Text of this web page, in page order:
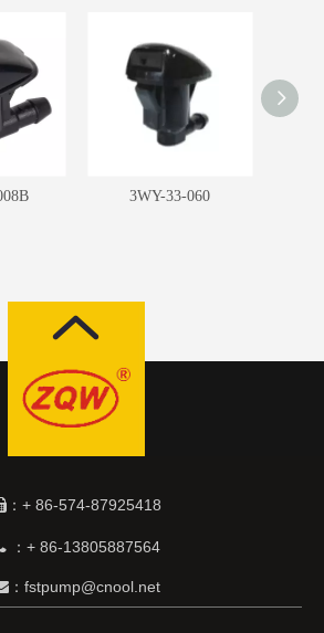
3WY-33-060
：+ 86-574-87925418
： + 86-13805887564
：fstpump@cnool.net